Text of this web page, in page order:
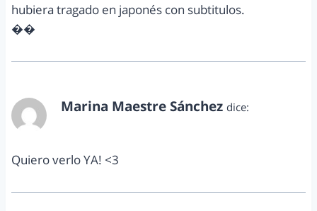
hubiera tragado en japonés con subtitulos.
��
Marina Maestre Sánchez dice:
Quiero verlo YA! <3